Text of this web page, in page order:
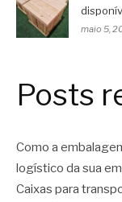
maio 5,
Posts
Como a
logístico da sua
Caixas para